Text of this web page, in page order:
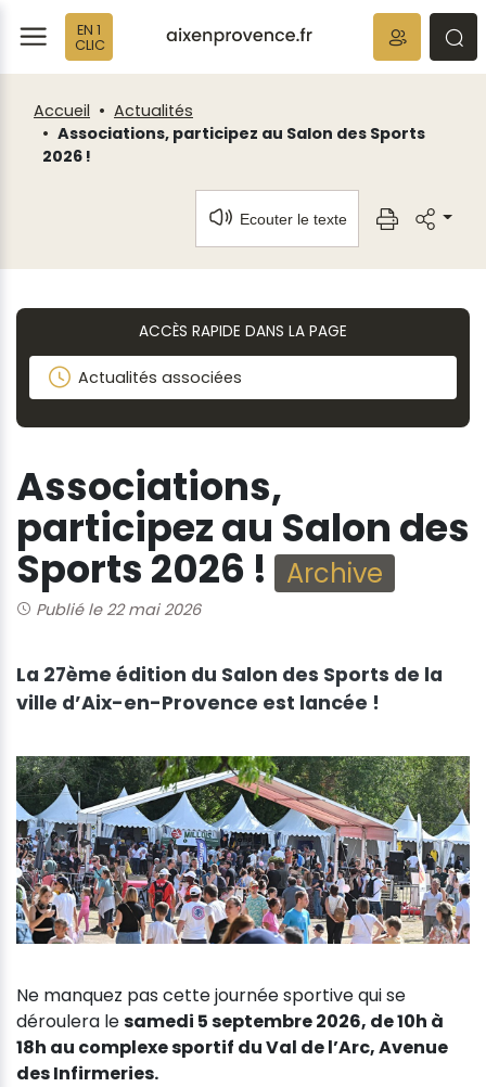
EN 1
CLIC
Accueil
Actualités
Associations, participez au Salon des Sports
2026 !
Ecouter le texte
ACCÈS RAPIDE DANS LA PAGE
Actualités associées
Associations,
participez au Salon des
Sports 2026 ! Archive
Publié le 22 mai 2026
La 27ème édition du Salon des Sports de la
ville d’Aix-en-Provence est lancée !
Ne manquez pas cette journée sportive qui se
déroulera lesamedi 5 septembre 2026, de 10h à
18h au complexe sportif du Val de l’Arc, Avenue
des Infirmeries.
Fenêtre
de
chat
Panneau de gestion des cookies